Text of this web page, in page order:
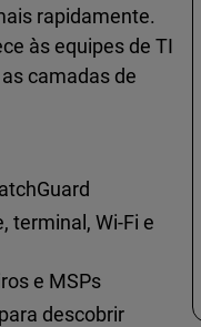
rapidamente.
às equipes de TI
camadas de
terminal, Wi-Fi e
e MSPs
descobrir